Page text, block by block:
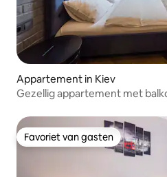
Appartement in Kiev
Gezellig appartement met
Favoriet van gasten
Favoriet van gasten